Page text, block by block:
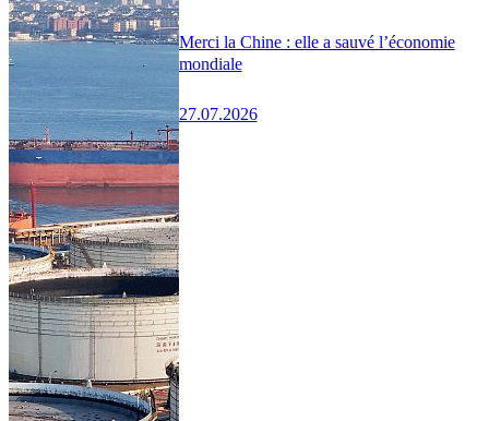
Merci la Chine : elle a sauvé l’économie
mondiale
27.07.2026